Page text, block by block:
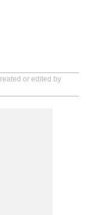
or edited by